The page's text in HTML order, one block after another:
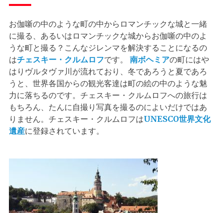
お伽噺の中のような町の中からロマンチックな城と一緒
に撮る、あるいはロマンチックな城からお伽噺の中のよ
うな町と撮る？こんなジレンマを解決することになるの
はチェスキー・クルムロフです。 南ボヘミアの町にはや
はりヴルタヴァ川が流れており、冬であろうと夏であろ
うと、世界各国からの観光客達は町の絵の中のような魅
力に落ちるのです。チェスキー・クルムロフへの旅行は
もちろん、たんに自撮り写真を撮るのによいだけではあ
りません。チェスキー・クルムロフはUNESCO世界文化
遺産に登録されています。